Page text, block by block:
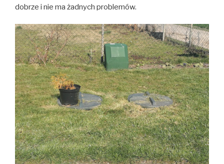
dobrze i nie ma żadnych problemów.